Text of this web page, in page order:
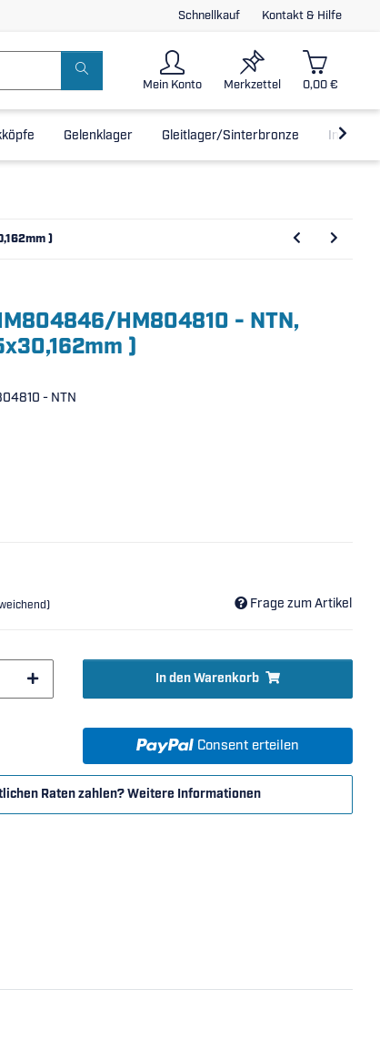
Schnellkauf Kontakt & Hilfe
Mein Konto Merkzettel 0,00 €
Gelenklager Gleitlager/Sinterbronze Inline-
)
HM804810 - NTN,
)
- NTN
Frage zum Artikel
In den Warenkorb
Consent erteilen
Raten zahlen?Weitere Informationen